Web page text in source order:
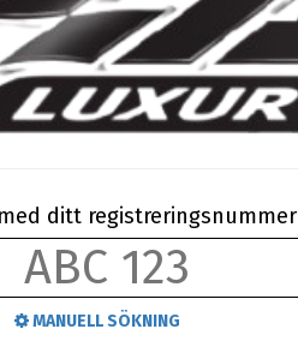
ditt registreringsnummer
MANUELL SÖKNING